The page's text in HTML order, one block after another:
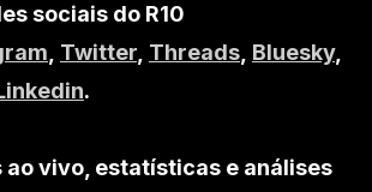
sociais do R10
Twitter Threads Bluesky,
.
ao vivo, estatísticas e análises